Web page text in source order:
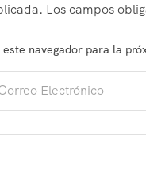
Los campos
navegador para la